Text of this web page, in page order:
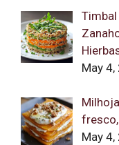
Timbal
May
May